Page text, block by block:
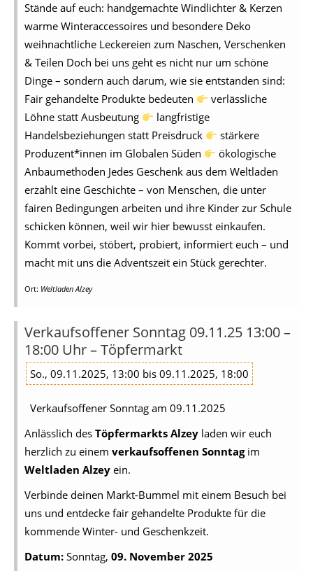
Stände auf euch: handgemachte Windlichter & Kerzen
warme Winteraccessoires und besondere Deko
weihnachtliche Leckereien zum Naschen, Verschenken
& Teilen Doch bei uns geht es nicht nur um schöne
Dinge – sondern auch darum, wie sie entstanden sind:
Fair gehandelte Produkte bedeuten
verlässliche
Löhne statt Ausbeutung
langfristige
Handelsbeziehungen statt Preisdruck
stärkere
Produzent*innen im Globalen Süden
ökologische
Anbaumethoden Jedes Geschenk aus dem Weltladen
erzählt eine Geschichte – von Menschen, die unter
fairen Bedingungen arbeiten und ihre Kinder zur Schule
schicken können, weil wir hier bewusst einkaufen.
Kommt vorbei, stöbert, probiert, informiert euch – und
macht mit uns die Adventszeit ein Stück gerechter.
Ort: Weltladen Alzey
Verkaufsoffener Sonntag 09.11.25 13:00 –
18:00 Uhr – Töpfermarkt
So., 09.11.2025, 13:00 bis 09.11.2025, 18:00
Verkaufsoffener Sonntag am 09.11.2025
Anlässlich des Töpfermarkts Alzey laden wir euch
herzlich zu einem verkaufsoffenen Sonntagim
Weltladen Alzey ein.
Verbinde deinen Markt-Bummel mit einem Besuch bei
uns und entdecke fair gehandelte Produkte für die
kommende Winter- und Geschenkzeit.
Datum: Sonntag, 09. November 2025